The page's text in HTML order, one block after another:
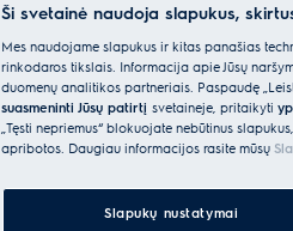
Ši svetainė naudoja slapukus,
Mes naudojame slapukus ir kitas panašias
rinkodaros tikslais. Informacija apie Jūsų
duomenų analitikos partneriais. Paspaudę
suasmeninti Jūsų patirtį svetainėje, pritaikyti
„Tęsti nepriėmus“ blokuojate nebūtinus
apribotos. Daugiau informacijos rasite mūsų
Slapukų nustatymai